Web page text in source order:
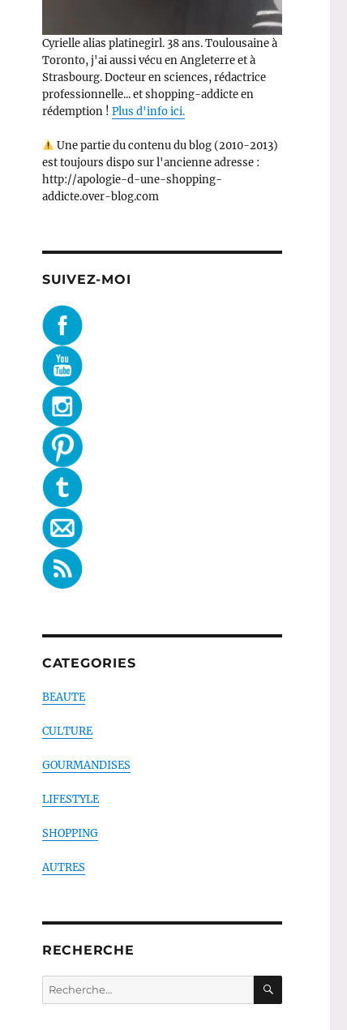
Cyrielle alias platinegirl. 38 ans. Toulousaine à
Toronto, j'ai aussi vécu en Angleterre et à
Strasbourg. Docteur en sciences, rédactrice
professionnelle... et shopping-addicte en
rédemption ! Plus d'info ici.
Une partie du contenu du blog (2010-2013)
est toujours dispo sur l'ancienne adresse :
http://apologie-d-une-shopping-
addicte.over-blog.com
SUIVEZ-MOI
CATEGORIES
BEAUTE
CULTURE
GOURMANDISES
LIFESTYLE
SHOPPING
AUTRES
RECHERCHE
Recherche
pour :